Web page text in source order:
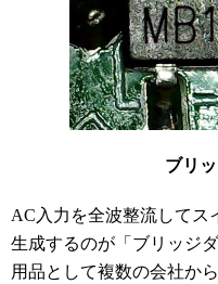
ブリ
AC入力を全波整流してス
生成するのが「ブリッジ
用品として複数の会社か